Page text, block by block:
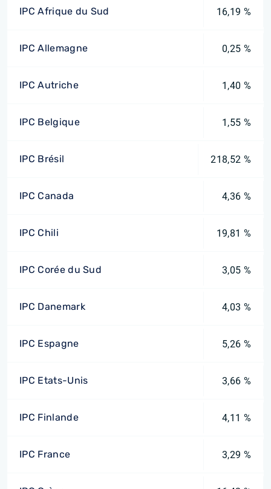
IPC Afrique du Sud 16,19 %
IPC Allemagne 0,25 %
IPC Autriche 1,40 %
IPC Belgique 1,55 %
IPC Brésil 218,52 %
IPC Canada 4,36 %
IPC Chili 19,81 %
IPC Corée du Sud 3,05 %
IPC Danemark 4,03 %
IPC Espagne 5,26 %
IPC Etats-Unis 3,66 %
IPC Finlande 4,11 %
IPC France 3,29 %